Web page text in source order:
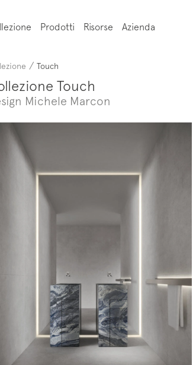
Prodotti Risorse Azienda
/ Touch
Touch
Michele Marcon